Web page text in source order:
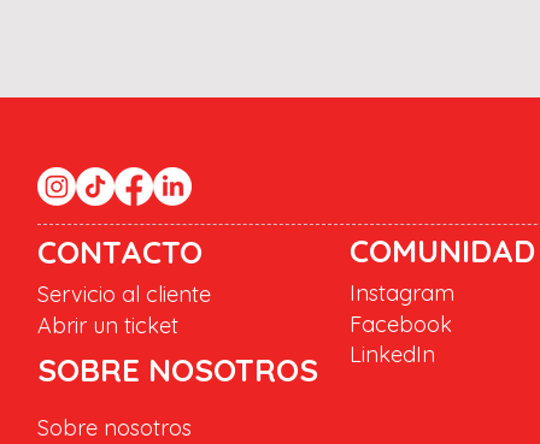
CONTACTO
Servicio al cliente
Abrir un ticket
SOBRE NOSOTROS
COMUNIDAD
Instagram
Facebook
LinkedIn
Sobre nosotros